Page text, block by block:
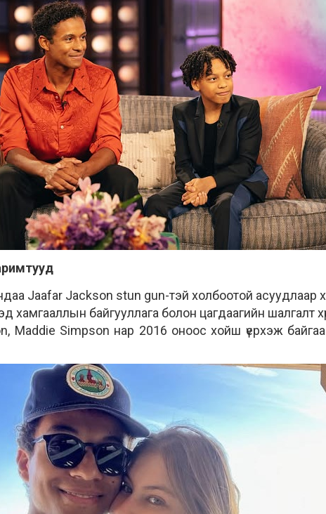
Jaafar Jackson stun gun-тэй холбоотой асуудлаар
хамгааллын байгууллага болон цагдаагийн шалгалт
Maddie Simpson нар 2016 оноос хойш үерхэж